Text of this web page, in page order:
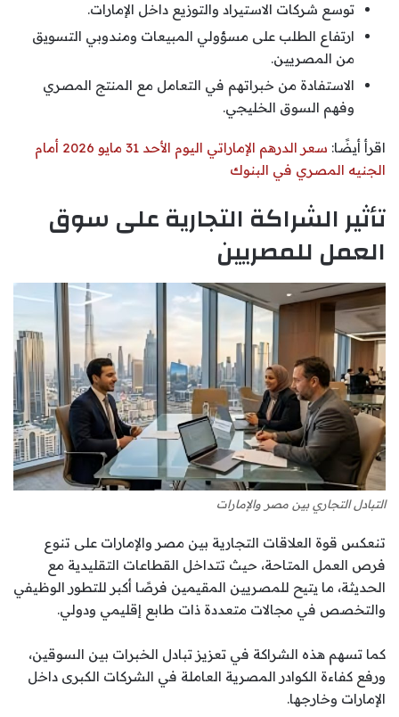
توسع شركات الاستيراد والتوزيع داخل الإمارات.
ارتفاع الطلب على مسؤولي المبيعات ومندوبي التسويق
من المصريين.
الاستفادة من خبراتهم في التعامل مع المنتج المصري
وفهم السوق الخليجي.
اقرأ أيضًا:
سعر الدرهم الإماراتي اليوم الأحد 31 مايو 2026 أمام
الجنيه المصري في البنوك
تأثير الشراكة التجارية على سوق
العمل للمصريين
التبادل التجاري بين مصر والإمارات
تنعكس قوة العلاقات التجارية بين مصر والإمارات على تنوع
فرص العمل المتاحة، حيث تتداخل القطاعات التقليدية مع
الحديثة، ما يتيح للمصريين المقيمين فرصًا أكبر للتطور الوظيفي
والتخصص في مجالات متعددة ذات طابع إقليمي ودولي.
كما تسهم هذه الشراكة في تعزيز تبادل الخبرات بين السوقين،
ورفع كفاءة الكوادر المصرية العاملة في الشركات الكبرى داخل
الإمارات وخارجها.